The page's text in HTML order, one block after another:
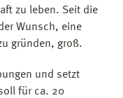
zu leben. Seit die
Wunsch, eine
gründen, groß.
und setzt
für ca. 20